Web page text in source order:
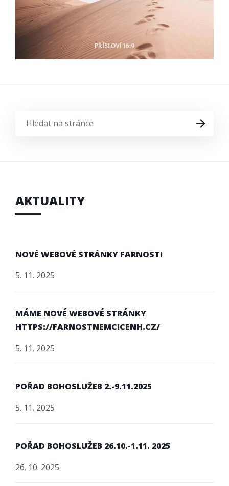
HLEDAT
AKTUALITY
NOVÉ WEBOVÉ STRÁNKY FARNOSTI
5. 11. 2025
MÁME NOVÉ WEBOVÉ STRÁNKY
HTTPS://FARNOSTNEMCICENH.CZ/
5. 11. 2025
POŘAD BOHOSLUŽEB 2.-9.11.2025
5. 11. 2025
POŘAD BOHOSLUŽEB 26.10.-1.11. 2025
26. 10. 2025